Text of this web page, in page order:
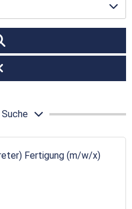
Fertigung (m/w/x)